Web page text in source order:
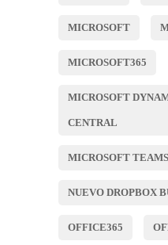
MICROSOFT
MICROSOFT365
MICROSOFT
CENTRAL
MICROSOFT TEAMS
NUEVO DROPBOX
OFFICE365